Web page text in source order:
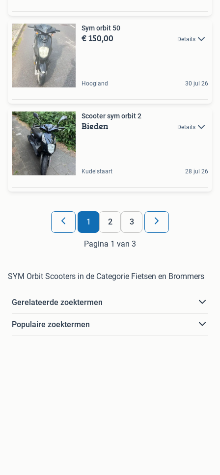
Sym orbit 50
€ 150,00 Details
Hoogland 30 jul 26
Scooter sym orbit 2
Bieden Details
Kudelstaart 28 jul 26
1 2 3
Pagina 1 van 3
SYM Orbit Scooters in de Categorie Fietsen en Brommers
Gerelateerde zoektermen
Populaire zoektermen